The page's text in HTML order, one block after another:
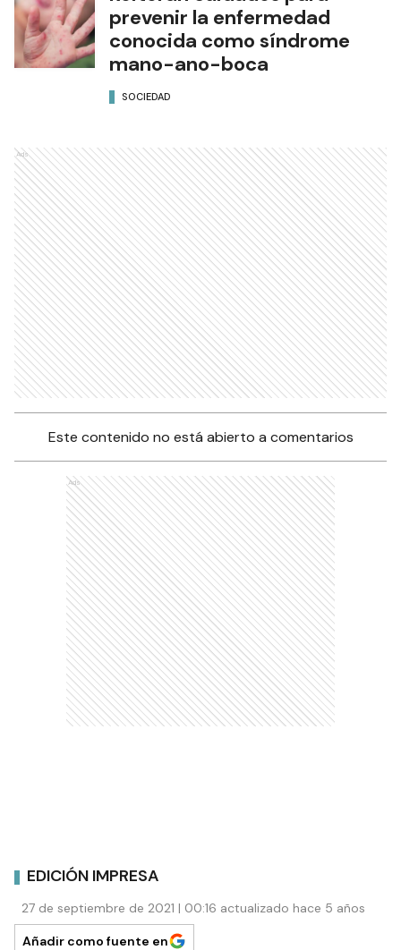
prevenir la enfermedad
conocida como síndrome
mano-ano-boca
SOCIEDAD
Ads
Este contenido no está abierto a comentarios
Ads
EDICIÓN IMPRESA
27 de septiembre de 2021 | 00:16 actualizado hace 5 años
Añadir como fuente en